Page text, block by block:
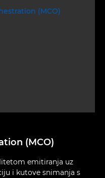
(MCO)
emitiranja uz
i kutove snimanja s